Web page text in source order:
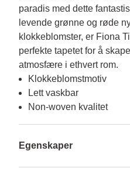
paradis med dette
levende grønne og røde
klokkeblomster, er Fiona
perfekte tapetet for å
atmosfære i ethvert rom.
Klokkeblomstmotiv
Lett vaskbar
Non-woven kvalitet
Egenskaper